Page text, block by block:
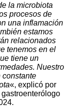
la microbiota
procesos de
una inflamación
estamos
relacionados
tenemos en el
tiene un
Nuestro
constante
«, explicó por